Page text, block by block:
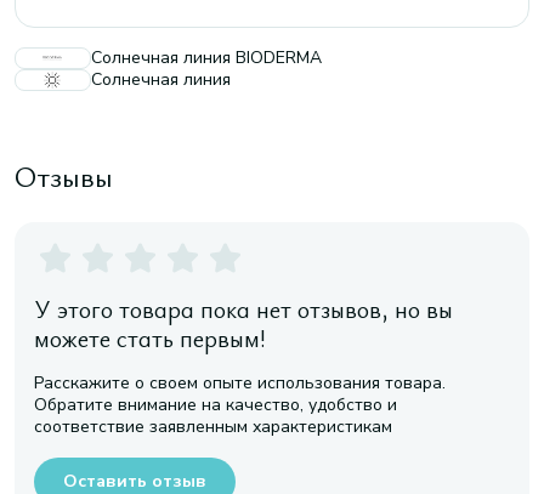
Солнечная линия BIODERMA
Солнечная линия
Отзывы
У этого товара пока нет отзывов, но вы
можете стать первым!
Расскажите о своем опыте использования товара.
Обратите внимание на качество, удобство и
соответствие заявленным характеристикам
Оставить отзыв